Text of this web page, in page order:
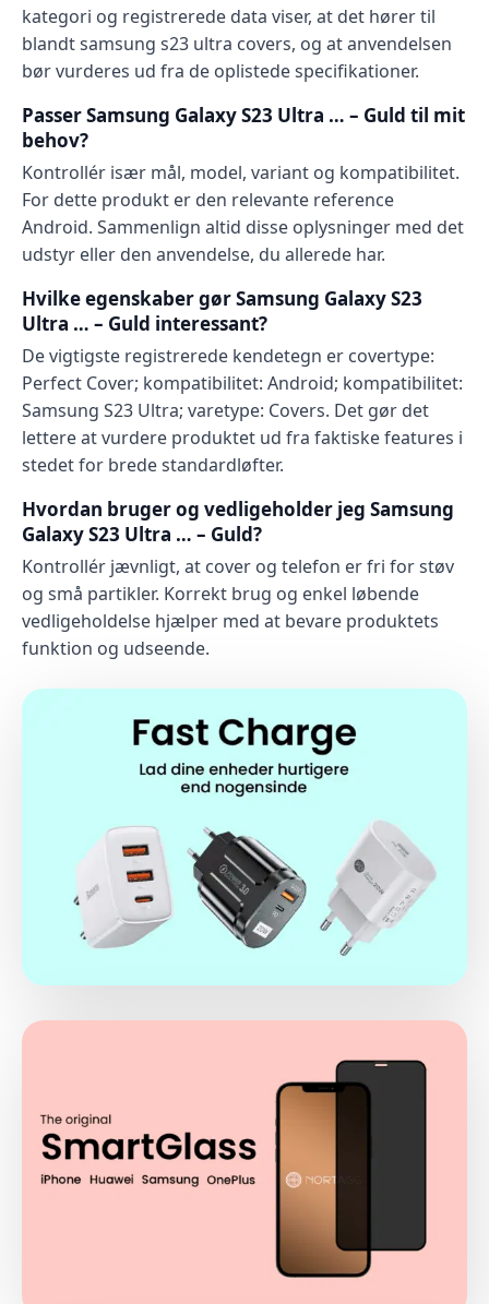
kategori og registrerede data viser, at det hører til
blandt samsung s23 ultra covers, og at anvendelsen
bør vurderes ud fra de oplistede specifikationer.
Passer Samsung Galaxy S23 Ultra … – Guld til mit
behov?
Kontrollér især mål, model, variant og kompatibilitet.
For dette produkt er den relevante reference
Android. Sammenlign altid disse oplysninger med det
udstyr eller den anvendelse, du allerede har.
Hvilke egenskaber gør Samsung Galaxy S23
Ultra … – Guld interessant?
De vigtigste registrerede kendetegn er covertype:
Perfect Cover; kompatibilitet: Android; kompatibilitet:
Samsung S23 Ultra; varetype: Covers. Det gør det
lettere at vurdere produktet ud fra faktiske features i
stedet for brede standardløfter.
Hvordan bruger og vedligeholder jeg Samsung
Galaxy S23 Ultra … – Guld?
Kontrollér jævnligt, at cover og telefon er fri for støv
og små partikler. Korrekt brug og enkel løbende
vedligeholdelse hjælper med at bevare produktets
funktion og udseende.